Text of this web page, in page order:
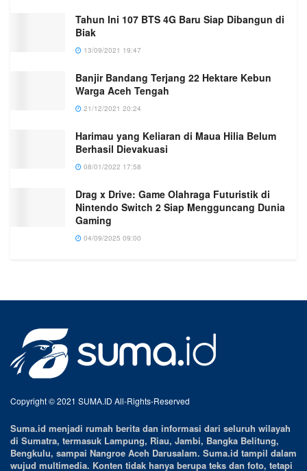
Tahun Ini 107 BTS 4G Baru Siap Dibangun di
Biak
13/09/2021 19:47
Banjir Bandang Terjang 22 Hektare Kebun
Warga Aceh Tengah
21/12/2021 20:24
Harimau yang Keliaran di Maua Hilia Belum
Berhasil Dievakuasi
08/01/2022 17:58
Drag x Drive: Game Olahraga Futuristik di
Nintendo Switch 2 Siap Mengguncang Dunia
Gaming
04/09/2025 09:00
Copyright © 2021 SUMA.ID All-Rights-Reserved
Suma.id menjadi rumah berita dan informasi dari seluruh wilayah
di Sumatra, termasuk Lampung, Riau, Jambi, Bangka Belitung,
Bengkulu, sampai Nangroe Aceh Darusalam. Suma.id tampil dalam
wujud multimedia. Konten tidak hanya berupa teks dan foto, tetapi